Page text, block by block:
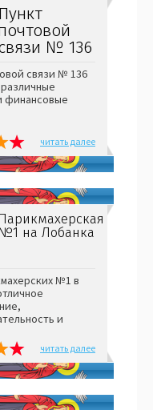
Пункт
№ 136
связи № 136
финансовые
читать далее
№1 на Лобанка
№1 в
и
читать далее